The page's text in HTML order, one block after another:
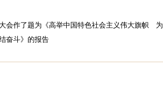
会作了题为《高举中国特色社会主义伟大旗帜 为
奋斗》的报告